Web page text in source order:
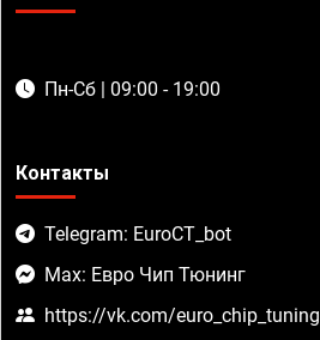
Пн-Сб | 09:00 - 19:00
Контакты
Telegram: EuroCT_bot
Max: Евро Чип Тюнинг
https://vk.com/euro_chip_tuning